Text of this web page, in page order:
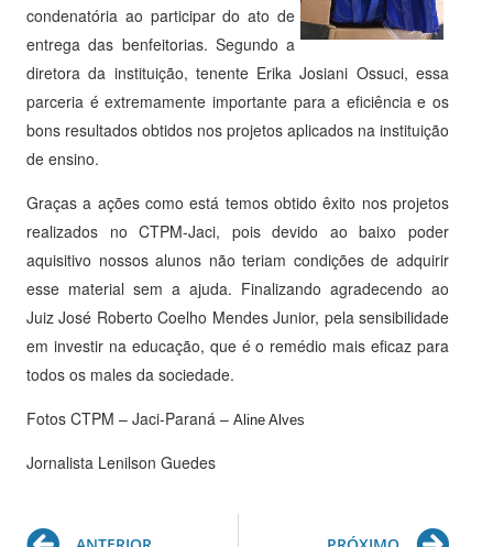
condenatória ao participar do ato de
entrega das benfeitorias. Segundo a
diretora da instituição, tenente Erika Josiani Ossuci, essa
parceria é extremamente importante para a eficiência e os
bons resultados obtidos nos projetos aplicados na instituição
de ensino.
Graças a ações como está temos obtido êxito nos projetos
realizados no CTPM-Jaci, pois devido ao baixo poder
aquisitivo nossos alunos não teriam condições de adquirir
esse material sem a ajuda. Finalizando agradecendo ao
Juiz José Roberto Coelho Mendes Junior, pela sensibilidade
em investir na educação, que é o remédio mais eficaz para
todos os males da sociedade.
Fotos CTPM – Jaci-Paraná – Aline Alves
Jornalista Lenilson Guedes